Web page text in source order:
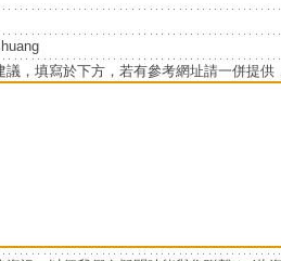
議，填寫於下方，若有參考網址請一併提供